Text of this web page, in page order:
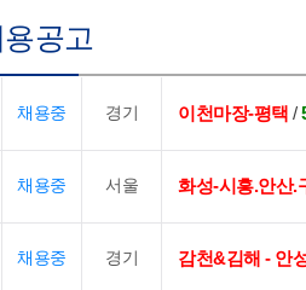
공고
채용중 경기 이천마장-평택 /
채용중 서울 화성-시흥.안산.
채용중 경기 감천&김해 - 안